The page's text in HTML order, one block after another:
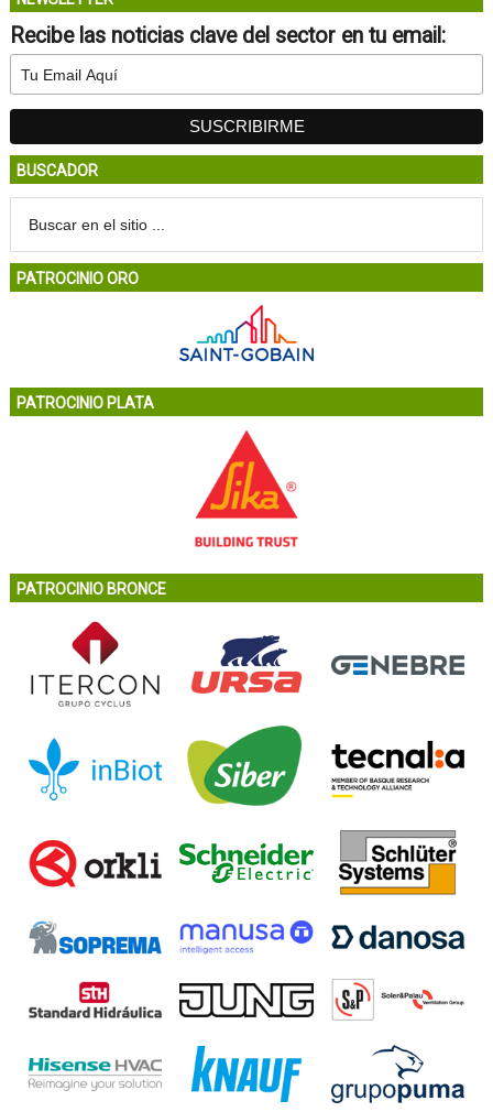
Recibe las noticias clave del sector en tu email:
BUSCADOR
PATROCINIO ORO
PATROCINIO PLATA
PATROCINIO BRONCE